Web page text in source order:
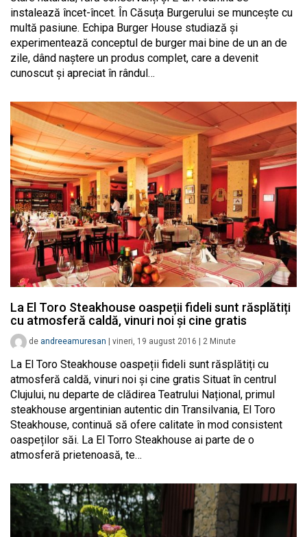
instalează încet-încet. În Căsuța Burgerului se muncește cu
multă pasiune. Echipa Burger House studiază și
experimentează conceptul de burger mai bine de un an de
zile, dând naștere un produs complet, care a devenit
cunoscut și apreciat în rândul…
La El Toro Steakhouse oaspeții fideli sunt răsplătiți
cu atmosferă caldă, vinuri noi și cine gratis
de andreeamuresan vineri, 19 august 2016 2 Minute
La El Toro Steakhouse oaspeții fideli sunt răsplătiți cu
atmosferă caldă, vinuri noi și cine gratis Situat în centrul
Clujului, nu departe de clădirea Teatrului Național, primul
steakhouse argentinian autentic din Transilvania, El Toro
Steakhouse, continuă să ofere calitate în mod consistent
oaspeților săi. La El Torro Steakhouse ai parte de o
atmosferă prietenoasă, te…